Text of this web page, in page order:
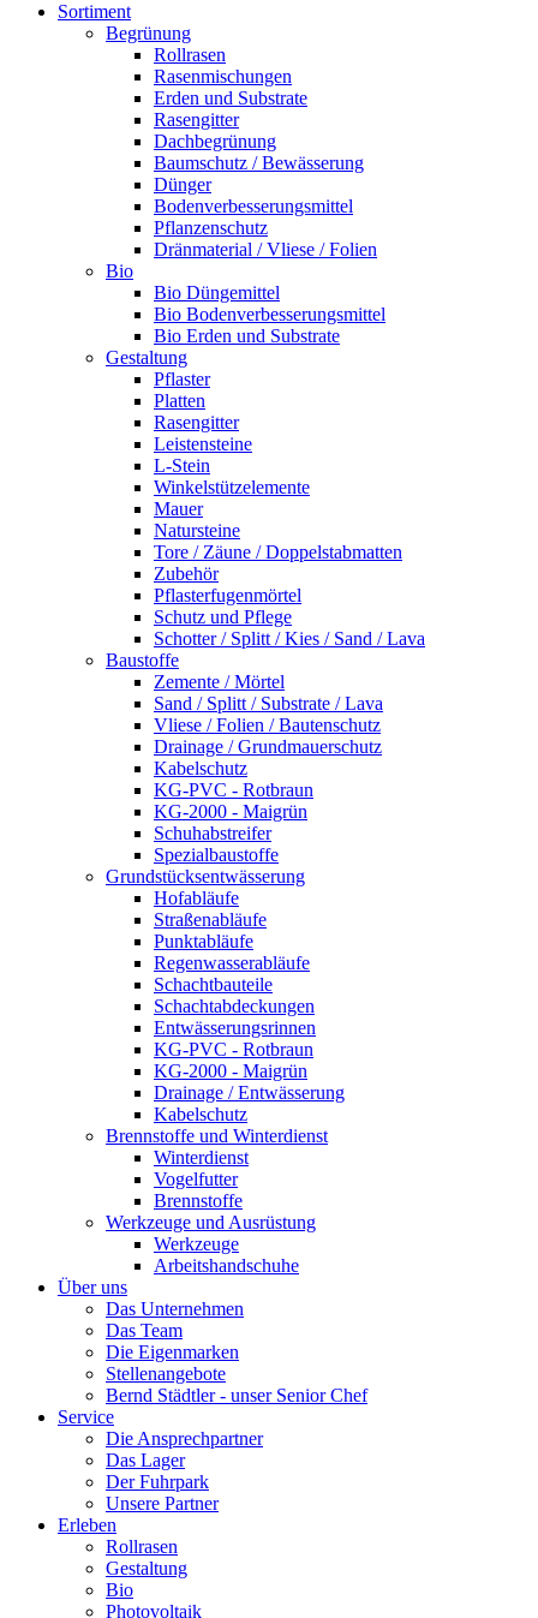
Sortiment
Begrünung
Rollrasen
Rasenmischungen
Erden und Substrate
Rasengitter
Dachbegrünung
Baumschutz / Bewässerung
Dünger
Bodenverbesserungsmittel
Pflanzenschutz
Dränmaterial / Vliese / Folien
Bio
Bio Düngemittel
Bio Bodenverbesserungsmittel
Bio Erden und Substrate
Gestaltung
Pflaster
Platten
Rasengitter
Leistensteine
L-Stein
Winkelstützelemente
Mauer
Natursteine
Tore / Zäune / Doppelstabmatten
Zubehör
Pflasterfugenmörtel
Schutz und Pflege
Schotter / Splitt / Kies / Sand / Lava
Baustoffe
Zemente / Mörtel
Sand / Splitt / Substrate / Lava
Vliese / Folien / Bautenschutz
Drainage / Grundmauerschutz
Kabelschutz
KG-PVC - Rotbraun
KG-2000 - Maigrün
Schuhabstreifer
Spezialbaustoffe
Grundstücksentwässerung
Hofabläufe
Straßenabläufe
Punktabläufe
Regenwasserabläufe
Schachtbauteile
Schachtabdeckungen
Entwässerungsrinnen
KG-PVC - Rotbraun
KG-2000 - Maigrün
Drainage / Entwässerung
Kabelschutz
Brennstoffe und Winterdienst
Winterdienst
Vogelfutter
Brennstoffe
Werkzeuge und Ausrüstung
Werkzeuge
Arbeitshandschuhe
Über uns
Das Unternehmen
Das Team
Die Eigenmarken
Stellenangebote
Bernd Städtler - unser Senior Chef
Service
Die Ansprechpartner
Das Lager
Der Fuhrpark
Unsere Partner
Erleben
Rollrasen
Gestaltung
Bio
Photovoltaik